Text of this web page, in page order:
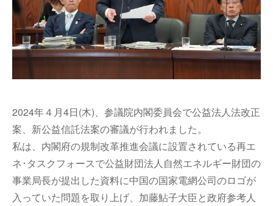
2024年４月4日(木)、参議院内閣委員会で公益法人法改正
案、新公益信託法案の審議が行われました。
私は、内閣府の規制改革推進会議に設置されている再エ
ネ･タスクフォースで公益財団法人自然エネルギー財団の
事業局長が提出した資料に中国の国家電網公司のロゴが
入っていた問題を取り上げ、加藤鮎子大臣と政府参考人